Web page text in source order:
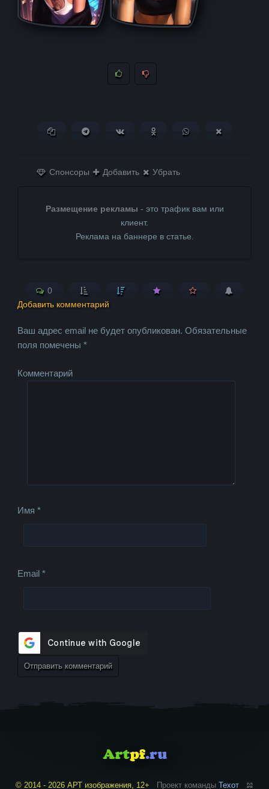
Копировать ссылкуПоделиться в Telegram
Поделиться ВКонтактеПоделиться в
Поделиться в
Спонсоры Добавить Убрать
Размещение рекламы - это трафик вам или
клиент.
Реклама на баннере в статье.
0
Добавить комментарий
Ваш адрес email не будет опубликован. Обязательные
поля помечены*
Комментарий
Имя*
Email*
© 2014 - 2026 АРТ изображения, 12+ Проект команды Техот 𝌴